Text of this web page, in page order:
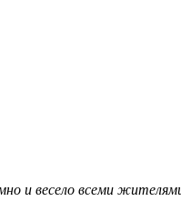
и весело всеми